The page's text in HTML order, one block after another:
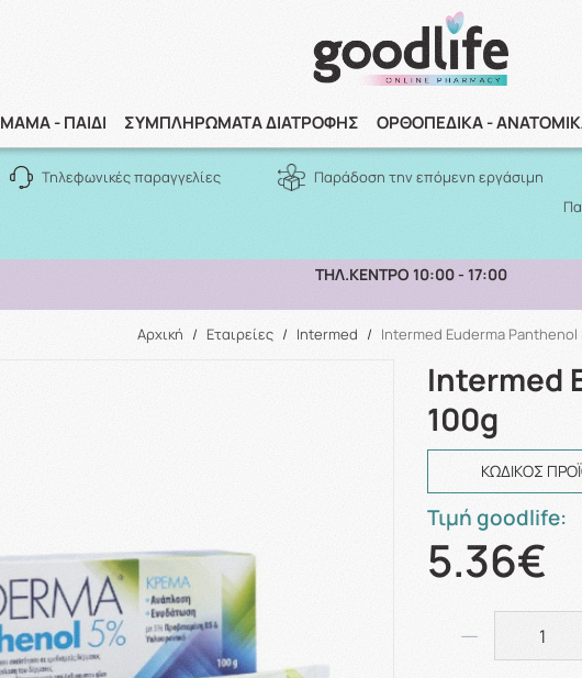
ΜΑΜΑ - ΠΑΙΔΙ ΣΥΜΠΛΗΡΩΜΑΤΑ ΔΙΑΤΡΟΦΗΣ ΟΡΘΟΠΕΔΙΚΑ -
Αναζήτηση
Τηλεφωνικές παραγγελίες
Παράδοση την επόμενη εργάσιμη
ΠΑΡΑΛΑΒΗ ΑΠΟ ΤΟ ΚΑΤΑΣΤΗΜΑ ΑΝΩ ΤΩΝ 10€
Αρχική / Εταιρείες / Intermed / Intermed Euderma Panthenol
Intermed
100g
ΚΩΔΙΚΌΣ
Τιμή goodlife:
5.36€